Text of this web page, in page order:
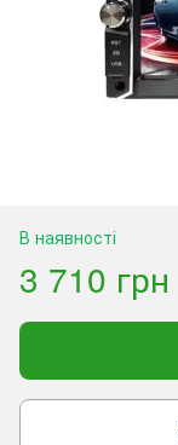
В наявності
3 710 грн